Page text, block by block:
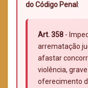
do Código Penal:
Art. 358 -
arrematação
afastar
violência,
oferecimento